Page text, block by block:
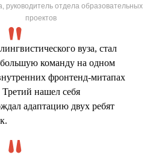
руководитель отдела образовательных
проектов
вуза, стал
команду на одном
фронтенд-митапах
нашел себя
адаптацию двух ребят